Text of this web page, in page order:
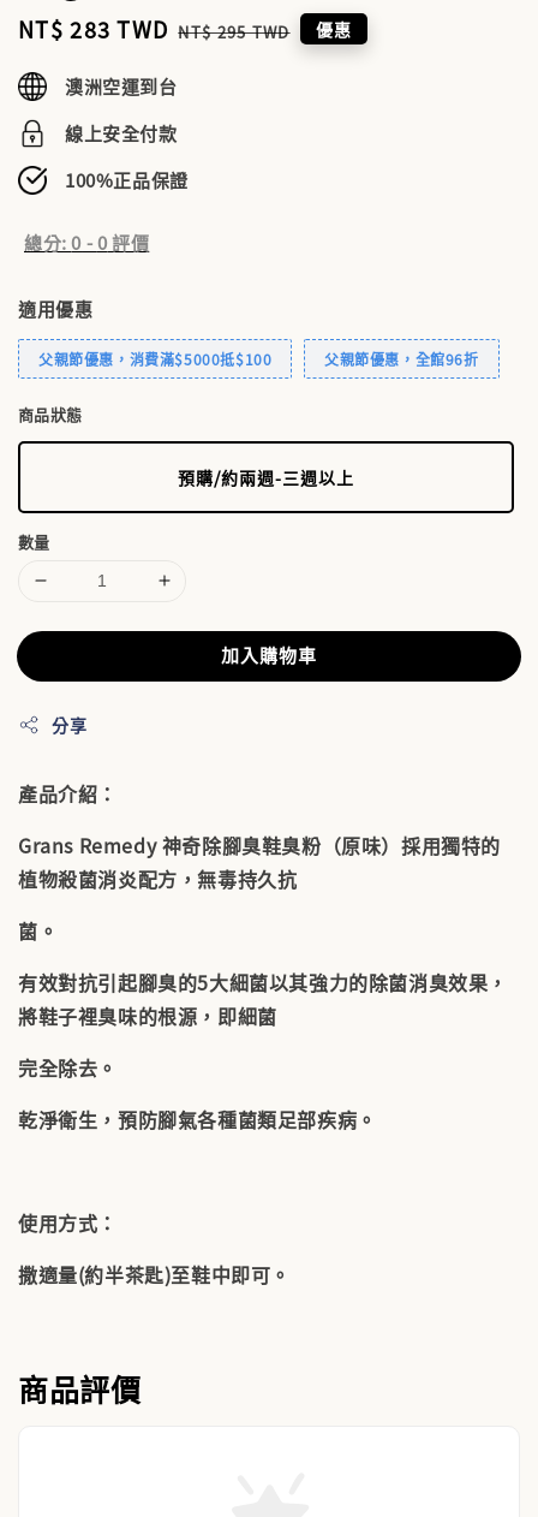
Sale
NT$ 283 TWD Regular
NT$ 295 TWD 優惠
澳洲空運到台
線上安全付款
100%正品保證
總分:0 -0評價
適用優惠
父親節優惠，消費滿$5000抵$100 父親節優惠，全館96折
商品狀態
預購/約兩週-三週以上
數量
加入購物車
分享
產品介紹：
Grans Remedy 神奇除腳臭鞋臭粉（原味）採用獨特的
植物殺菌消炎配方，無毒持久抗
菌。
有效對抗引起腳臭的5大細菌以其強力的除菌消臭效果，
將鞋子裡臭味的根源，即細菌
完全除去。
乾淨衛生，預防腳氣各種菌類足部疾病。
使用方式：
撒適量(約半茶匙)至鞋中即可。
商品評價